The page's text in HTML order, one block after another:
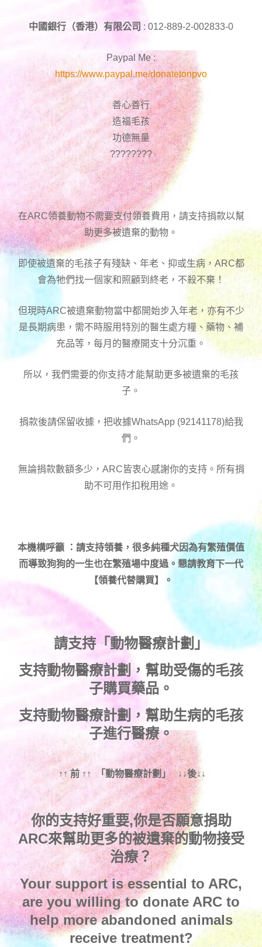
中國銀行（香港）有限公司 : 012-889-2-002833-0
Paypal Me :
https://www.paypal.me/donatetonpvo
善心善行
造福毛孩
功德無量
????????
在ARC領養動物不需要支付領養費用，請支持捐款以幫
助更多被遺棄的動物。
即使被遺棄的毛孩子有殘缺、年老、抑或生病，ARC都
會為牠們找一個家和照顧到終老，不殺不棄！
但現時ARC被遺棄動物當中都開始步入年老，亦有不少
是長期病患，需不時服用特別的醫生處方糧、藥物、補
充品等，每月的醫療開支十分沉重。
所以，我們需要的你支持才能幫助更多被遺棄的毛孩
子。
捐款後請保留收據，把收據WhatsApp (92141178)給我
們。
無論捐款數額多少，ARC皆衷心感謝你的支持。所有捐
助不可用作扣稅用途。
本機構呼籲 ：請支持領養，很多純種犬因為有繁殖價值
而導致狗狗的一生也在繁殖場中度過。懇請教育下一代
【領養代替購買】。
請支持「動物醫療計劃」
支持動物醫療計劃 ，幫助受傷的毛孩
子購買藥品。
支持動物醫療計劃 ，幫助生病的毛孩
子進行醫療。
↑↑ 前 ↑↑ 「動物醫療計劃」 ↓↓後↓↓
你的支持好重要,你是否願意捐助
ARC來幫助更多的被遺棄的動物接受
治療？
Your support is essential to ARC,
are you willing to donate ARC to
help more abandoned animals
receive treatment?